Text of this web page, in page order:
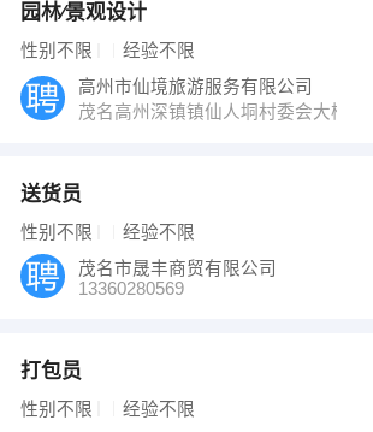
园林∕景观设计
性别不限 经验不限
高州市仙境旅游服务有限公司
茂名高州深镇镇仙人垌村委会大楼一
送货员
性别不限 经验不限
茂名市晟丰商贸有限公司
13360280569
打包员
性别不限 经验不限